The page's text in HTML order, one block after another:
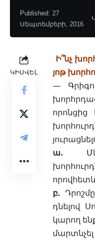
Published: 27
Սեպտեմբերի, 2016
ԿԻՍՎԵԼ
Ի՞նչ
յոթ
—
որոնցից
ա.
բ. Դրոշմը
դնելով
կարող